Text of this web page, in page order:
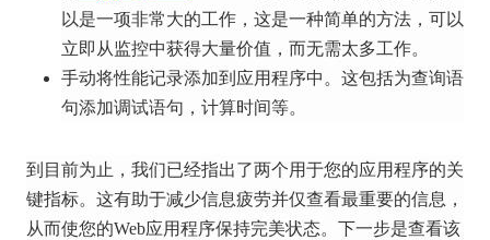
以是一项非常大的工作，这是一种简单的方法，可以
立即从监控中获得大量价值，而无需太多工作。
手动将性能记录添加到应用程序中。 这包括为查询语
句添加调试语句，计算时间等。
到目前为止，我们已经指出了两个用于您的应用程序的关
键指标。 这有助于减少信息疲劳并仅查看最重要的信息，
从而使您的Web应用程序保持完美状态。 下一步是查看该